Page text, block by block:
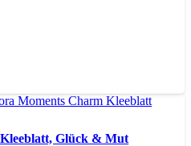
Glück & Mut